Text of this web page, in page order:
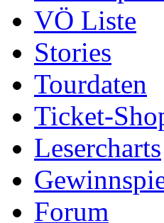
VÖ Liste
Stories
Tourdaten
Ticket-
Lesercharts
Forum